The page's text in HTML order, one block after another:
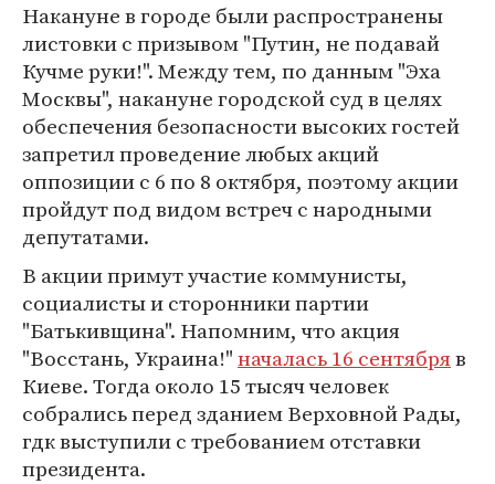
Накануне в городе были распространены
листовки с призывом "Путин, не подавай
Кучме руки!". Между тем, по данным "Эха
Москвы", накануне городской суд в целях
обеспечения безопасности высоких гостей
запретил проведение любых акций
оппозиции с 6 по 8 октября, поэтому акции
пройдут под видом встреч с народными
депутатами.
В акции примут участие коммунисты,
социалисты и сторонники партии
"Батькивщина". Напомним, что акция
"Восстань, Украина!"началась 16 сентябряв
Киеве. Тогда около 15 тысяч человек
собрались перед зданием Верховной Рады,
гдк выступили с требованием отставки
президента.